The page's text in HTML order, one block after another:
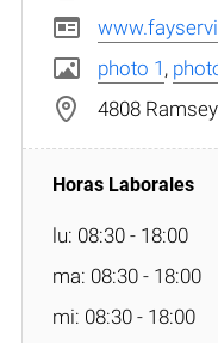
photo 1 ,
4808
lu: 08:30 - 18:00
ma: 08:30 - 18:00
mi: 08:30 - 18:00